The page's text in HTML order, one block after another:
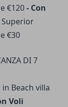
€120- Con
€30
DI 7
Beach villa
Voli